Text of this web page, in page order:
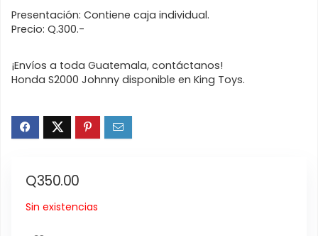
Presentación: Contiene caja individual.
Precio: Q.300.-
¡Envíos a toda Guatemala, contáctanos!
Honda S2000 Johnny disponible en King Toys.
Q350.00
Sin existencias